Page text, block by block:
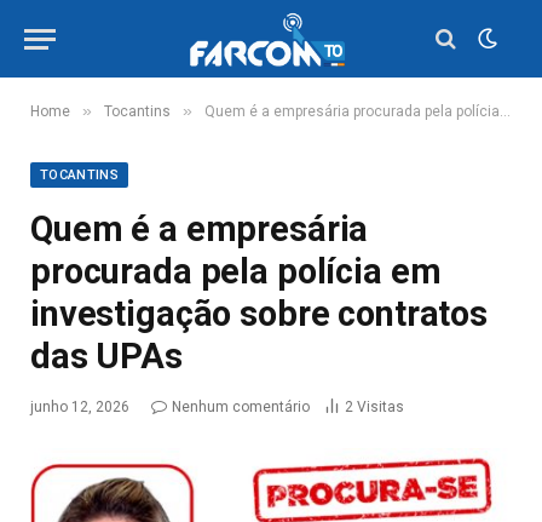
Home » Tocantins » Quem é a empresária procurada pela polícia em investigação sobre contratos das UPAs
TOCANTINS
Quem é a empresária
procurada pela polícia em
investigação sobre contratos
das UPAs
junho 12, 2026 Nenhum comentário 2 Visitas